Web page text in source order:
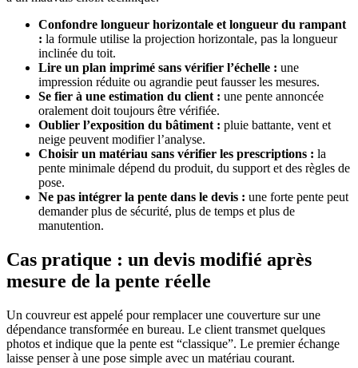
Confondre longueur horizontale et longueur du rampant
: la formule utilise la projection horizontale, pas la longueur
inclinée du toit.
Lire un plan imprimé sans vérifier l’échelle : une
impression réduite ou agrandie peut fausser les mesures.
Se fier à une estimation du client : une pente annoncée
oralement doit toujours être vérifiée.
Oublier l’exposition du bâtiment : pluie battante, vent et
neige peuvent modifier l’analyse.
Choisir un matériau sans vérifier les prescriptions : la
pente minimale dépend du produit, du support et des règles de
pose.
Ne pas intégrer la pente dans le devis : une forte pente peut
demander plus de sécurité, plus de temps et plus de
manutention.
Cas pratique : un devis modifié après
mesure de la pente réelle
Un couvreur est appelé pour remplacer une couverture sur une
dépendance transformée en bureau. Le client transmet quelques
photos et indique que la pente est “classique”. Le premier échange
laisse penser à une pose simple avec un matériau courant.